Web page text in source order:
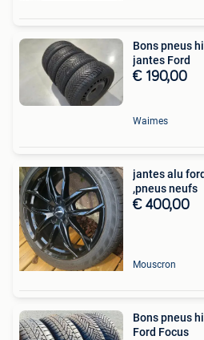
Bons pneus
jantes Ford
€ 190,00
Waimes
jantes alu
,pneus neufs
€ 400,00
Mouscron
Bons pneus
Ford Focus